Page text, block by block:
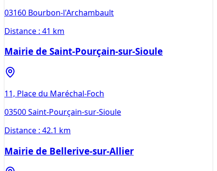
03160 Bourbon-l'Archambault
Distance : 41 km
Mairie de Saint-Pourçain-sur-Sioule
11, Place du Maréchal-Foch
03500Saint-Pourçain-sur-Sioule
Distance : 42.1 km
Mairie de Bellerive-sur-Allier